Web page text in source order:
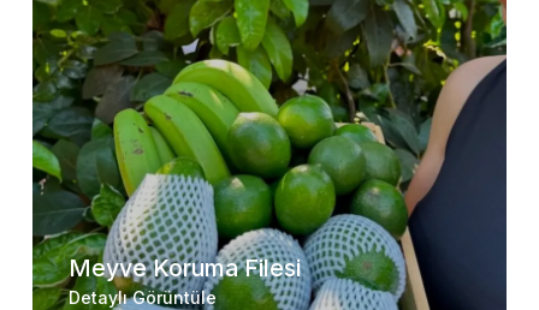
Meyve Koruma Filesi
Detaylı Görüntüle